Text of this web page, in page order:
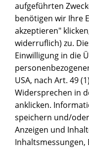
aufgeführten
benötigen wir Ihre
akzeptieren"
widerruflich) zu.
Einwilligung in die
USA, nach Art. 49
Widersprechen in
anklicken.
speichern und/
Anzeigen und